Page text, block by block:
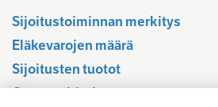
Sijoitustoiminnan merkitys
Eläkevarojen määrä
Sijoitusten tuotot
Osavuositiedot